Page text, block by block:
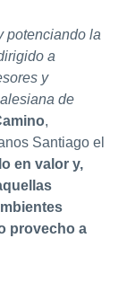
potenciando la
a
y
de
,
Santiago el
en valor y,
provecho a